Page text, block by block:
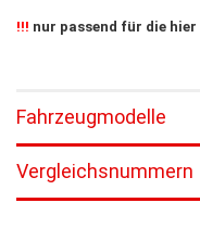
!!! nur passend für die
Fahrzeugmodelle
Vergleichsnummern